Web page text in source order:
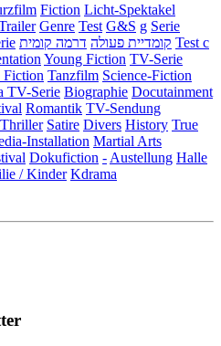
Fiction Licht-Spektakel
Genre Test G&S g Serie
קומדיית פעולה דרמה קומית
Test c
Young Fiction TV-Serie
Fiction Tanzfilm Science-Fiction
TV-Serie Biographie Docutainment
Romantik TV-Sendung
Satire Divers History True
Installation Martial Arts
Dokufiction - Austellung Halle
/ Kinder Kdrama